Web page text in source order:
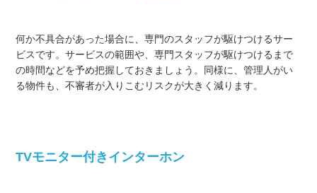
何か不具合があった場合に、専門のスタッフが駆けつけるサー
ビスです。サービスの範囲や、専門スタッフが駆けつけるまで
の時間などを予め把握しておきましょう。同様に、管理人がい
る物件も、不審者が入りこむリスクが大きく減ります。
TVモニター付きインターホン